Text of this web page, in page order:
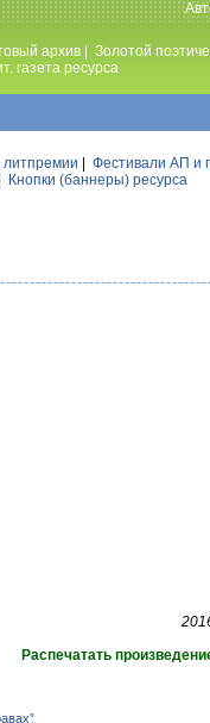
архив Золотой
газета ресурса
литпремии Фестивали АП и
Кнопки (баннеры) ресурса
Распечатать